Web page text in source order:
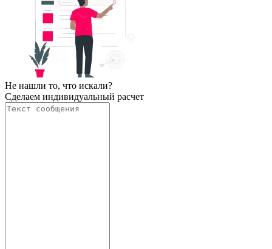
Не нашли то, что искали?
Сделаем индивидуальный расчет